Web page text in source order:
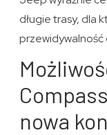
długie trasy, dla
przewidywalność
nowa